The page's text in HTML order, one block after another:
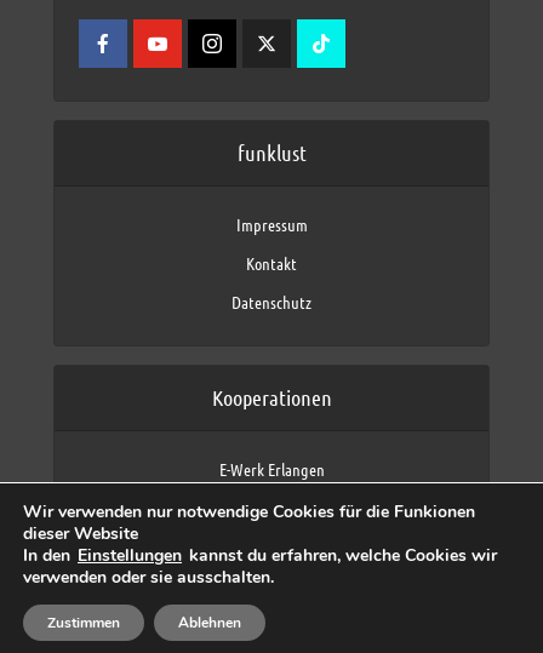
funklust
Impressum
Kontakt
Datenschutz
Kooperationen
E-Werk Erlangen
Fraunhofer IIS
max neo (AFK max)
Copyright © 2026 by funklust, FAU
Wir verwenden nur notwendige Cookies für die Funkionen
dieser Website
In den Einstellungen kannst du erfahren, welche Cookies wir
verwenden oder sie ausschalten.
Zustimmen Ablehnen